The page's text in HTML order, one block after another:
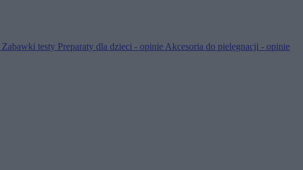
Zabawki testy Preparaty dla dzieci - opinie Akcesoria do pielęgnacji - opinie